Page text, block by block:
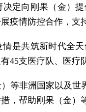
定向刚果（金）
疫情防控合作，
是共筑新时代全
45支医疗队、医
等非洲国家以及
，帮助刚果（金）